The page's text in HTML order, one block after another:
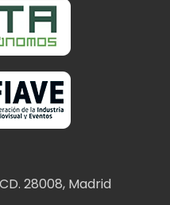
28008, Madrid